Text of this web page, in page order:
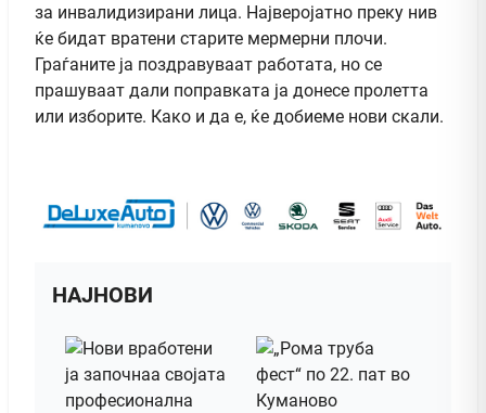
за инвалидизирани лица. Најверојатно преку нив
ќе бидат вратени старите мермерни плочи.
Граѓаните ја поздравуваат работата, но се
прашуваат дали поправката ја донесе пролетта
или изборите. Како и да е, ќе добиеме нови скали.
НАЈНОВИ